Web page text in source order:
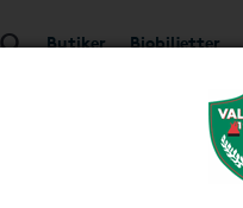
Butiker Biobiljetter